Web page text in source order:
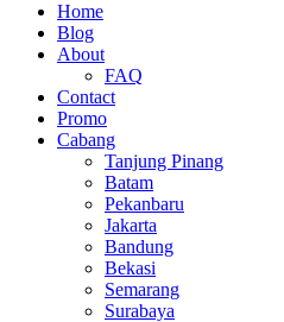
Home
Blog
About
FAQ
Contact
Promo
Cabang
Tanjung Pinang
Batam
Pekanbaru
Jakarta
Bandung
Bekasi
Semarang
Surabaya